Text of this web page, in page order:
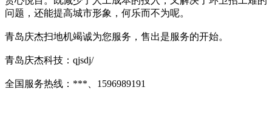
问题，还能提高城市形象，何乐而不为呢。
青岛庆杰扫地机竭诚为您服务，售出是服务的开始。
青岛庆杰科技：qjsdj/
全国服务热线：***、1596989191